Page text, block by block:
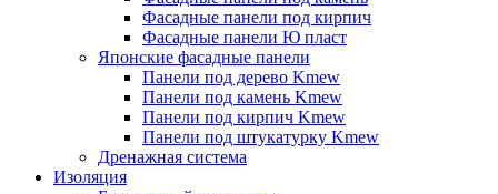
Фасадные панели под кирпич
Фасадные панели Ю пласт
Японские фасадные панели
Панели под дерево Kmew
Панели под камень Kmew
Панели под кирпич Kmew
Панели под штукатурку Kmew
Дренажная система
Изоляция